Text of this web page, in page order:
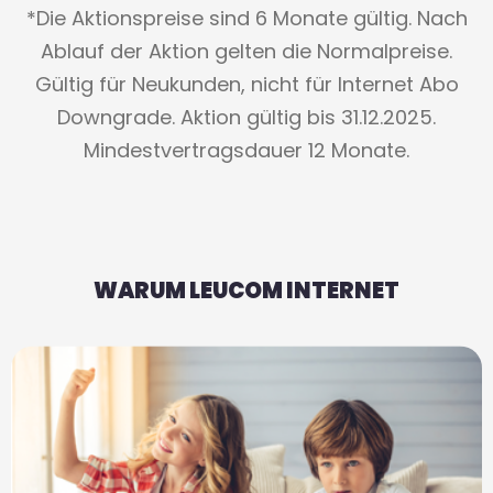
*Die Aktionspreise sind 6 Monate gültig. Nach
Ablauf der Aktion gelten die Normalpreise.
Gültig für Neukunden, nicht für Internet Abo
Downgrade. Aktion gültig bis 31.12.2025.
Mindestvertragsdauer 12 Monate.
WARUM LEUCOM INTERNET